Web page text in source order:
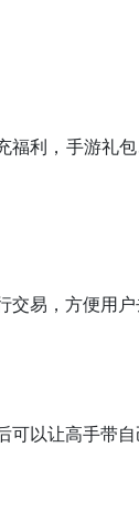
福利，手游礼
交易，方便用户
可以让高手带